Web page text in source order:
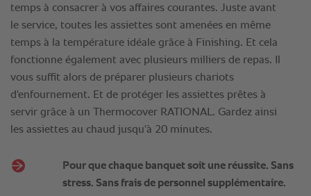
temps à consacrer à vos affaires courantes. Juste avant
le service, toutes les assiettes sont amenées en même
temps à la température idéale grâce à Finishing. Et cela
fonctionne également avec plusieurs milliers de repas. Il
vous suffit alors de préparer plusieurs chariots
d'enfournement. Et de protéger les assiettes prêtes à
servir grâce à un Thermocover RATIONAL. Gardez ainsi
les assiettes au chaud jusqu'à 20 minutes.
Pour que chaque banquet soit une réussite. Sans
stress. Sans frais de personnel supplémentaire.